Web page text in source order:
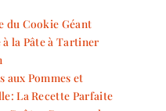
du Cookie Géant
la Pâte à Tartiner
aux Pommes et
La Recette Parfaite